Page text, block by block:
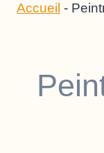
Accueil -